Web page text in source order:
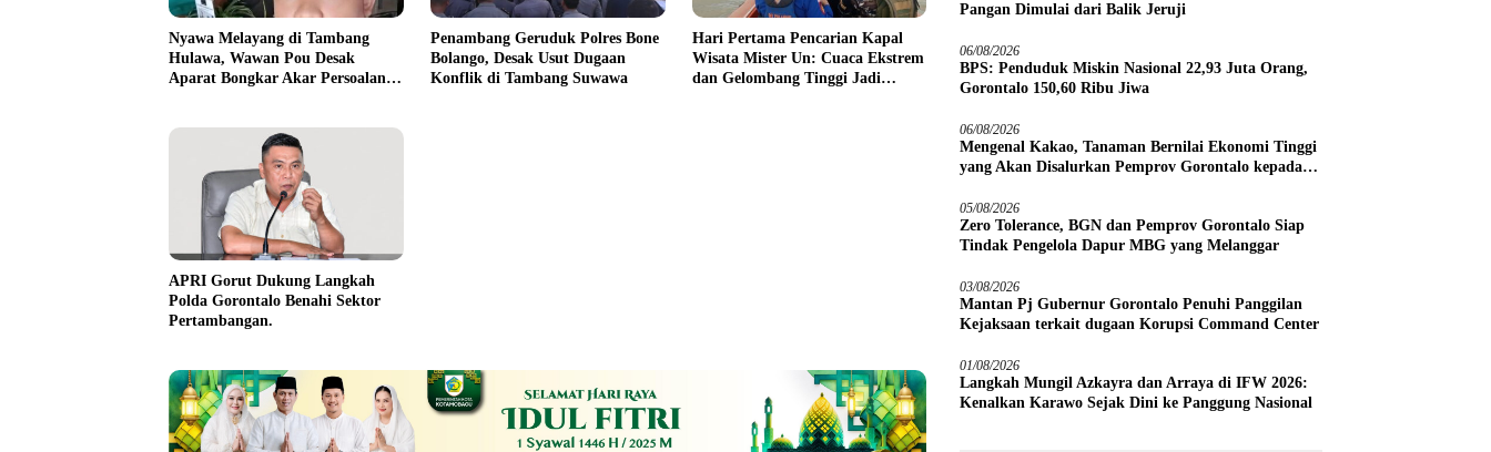
Nyawa Melayang di Tambang
Hulawa, Wawan Pou Desak
Aparat Bongkar Akar Persoalan
Penambang Geruduk Polres Bone
Bolango, Desak Usut Dugaan
Konflik di Tambang Suwawa
Hari Pertama Pencarian Kapal
Wisata Mister Un: Cuaca Ekstrem
dan Gelombang Tinggi Jadi
APRI Gorut Dukung Langkah
Polda Gorontalo Benahi Sektor
Pertambangan.
Pangan Dimulai dari Balik Jeruji
06/08/2026
BPS: Penduduk Miskin Nasional 22,93 Juta Orang,
Gorontalo 150,60 Ribu Jiwa
06/08/2026
Mengenal Kakao, Tanaman Bernilai Ekonomi Tinggi
yang Akan Disalurkan Pemprov Gorontalo kepada
05/08/2026
Zero Tolerance, BGN dan Pemprov Gorontalo Siap
Tindak Pengelola Dapur MBG yang Melanggar
03/08/2026
Mantan Pj Gubernur Gorontalo Penuhi Panggilan
Kejaksaan terkait dugaan Korupsi Command Center
01/08/2026
Langkah Mungil Azkayra dan Arraya di IFW 2026:
Kenalkan Karawo Sejak Dini ke Panggung Nasional